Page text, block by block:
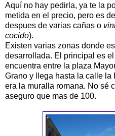
Aquí no hay pedirla, ya te la
metida en el precio, pero es
despues de varias cañas o
cocido).
Existen varias zonas donde
desarrollada. El principal es el
encuentra entre la plaza
Grano y llega hasta la calle la
era la muralla romana. No sé
aseguro que mas de 100.